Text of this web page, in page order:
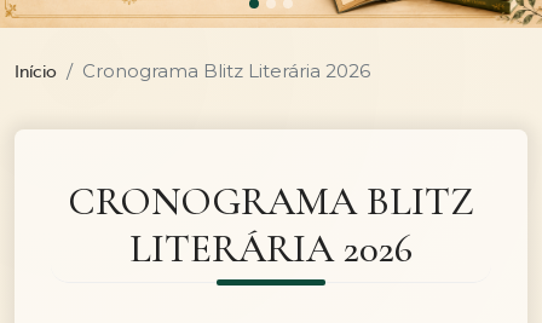
Início Cronograma Blitz Literária 2026
CRONOGRAMA BLITZ
LITERÁRIA 2026